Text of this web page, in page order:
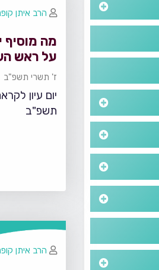
מה מוסיף
על ראש
ז' תשרי תשפ"ב
יום עיון
תשפ"ב
הרב איתן
הרב איתן